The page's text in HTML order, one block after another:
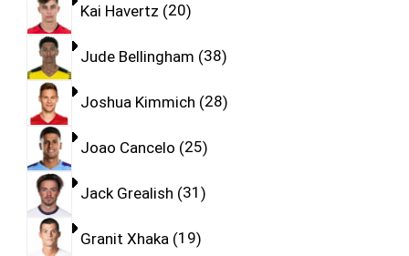
Kai Havertz 20
Jude Bellingham 38
Joshua Kimmich 28
Joao Cancelo 25
Jack Grealish 31
Granit Xhaka 19